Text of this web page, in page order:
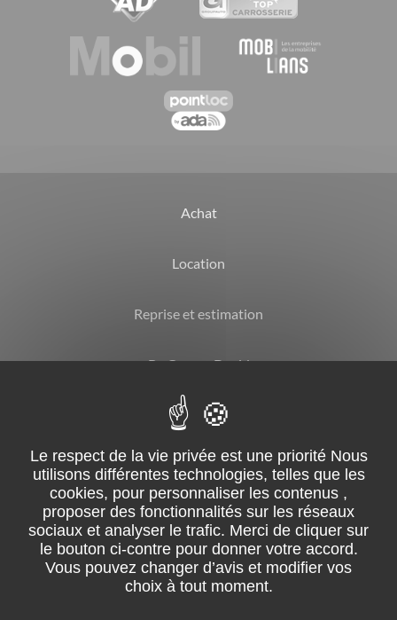
Achat
Location
Reprise et estimation
By Garage David
CGV
Mentions légales
Suivez-nous sur facebook